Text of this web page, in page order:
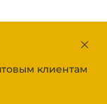
клиентам